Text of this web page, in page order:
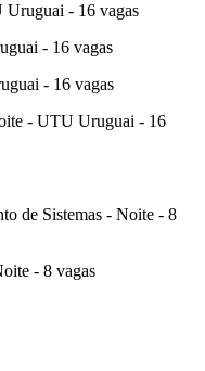
- 16 vagas
- 16 vagas
- 16 vagas
- UTU Uruguai - 16
de Sistemas - Noite - 8
- 8 vagas